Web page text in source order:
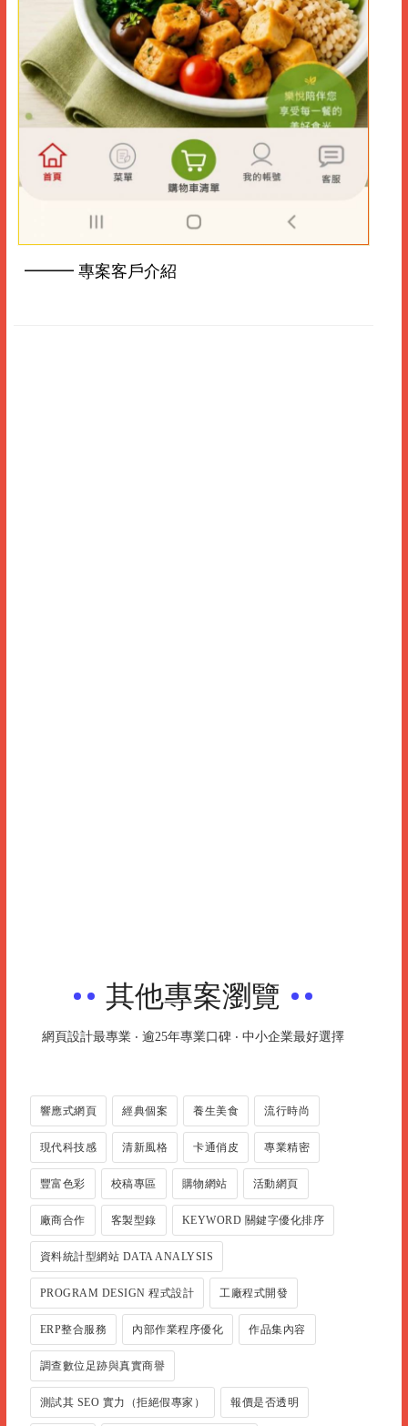
━━━ 專案客戶介紹
其他專案瀏覽
網頁設計最專業 ‧ 逾25年專業口碑 ‧ 中小企業最好選擇
響應式網頁 經典個案 養生美食 流行時尚
現代科技感 清新風格 卡通俏皮 專業精密
豐富色彩 校稿專區 購物網站 活動網頁
廠商合作 客製型錄 KEYWORD 關鍵字優化排序
資料統計型網站 DATA ANALYSIS
PROGRAM DESIGN 程式設計 工廠程式開發
ERP整合服務 內部作業程序優化 作品集內容
調查數位足跡與真實商譽
測試其 SEO 實力（拒絕假專家） 報價是否透明